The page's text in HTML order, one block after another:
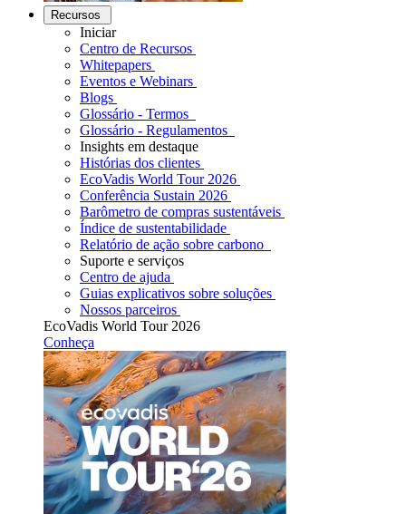
Recursos
Iniciar
Centro de Recursos
Whitepapers
Eventos e Webinars
Blogs
Glossário - Termos
Glossário - Regulamentos
Insights em destaque
Histórias dos clientes
EcoVadis World Tour 2026
Conferência Sustain 2026
Barômetro de compras sustentáveis
Índice de sustentabilidade
Relatório de ação sobre carbono
Suporte e serviços
Centro de ajuda
Guias explicativos sobre soluções
Nossos parceiros
EcoVadis World Tour 2026
Conheça